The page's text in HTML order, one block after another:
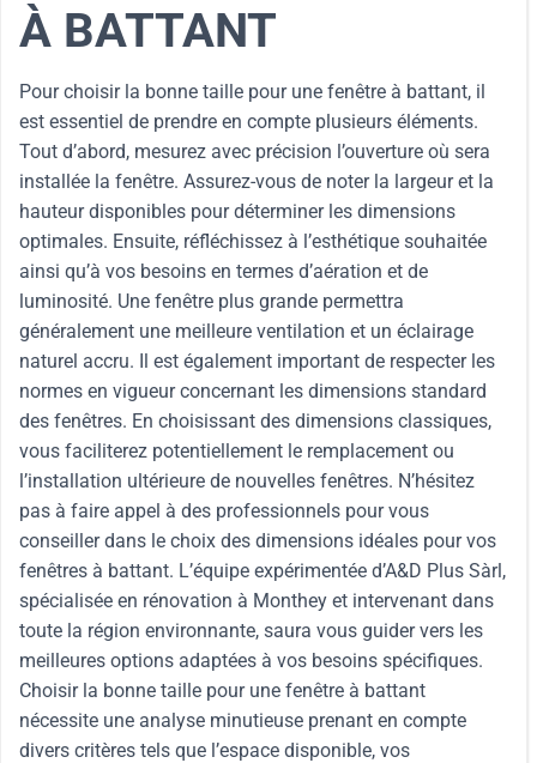
À BATTANT
Pour choisir la bonne taille pour une fenêtre à battant, il
est essentiel de prendre en compte plusieurs éléments.
Tout d’abord, mesurez avec précision l’ouverture où sera
installée la fenêtre. Assurez-vous de noter la largeur et la
hauteur disponibles pour déterminer les dimensions
optimales. Ensuite, réfléchissez à l’esthétique souhaitée
ainsi qu’à vos besoins en termes d’aération et de
luminosité. Une fenêtre plus grande permettra
généralement une meilleure ventilation et un éclairage
naturel accru. Il est également important de respecter les
normes en vigueur concernant les dimensions standard
des fenêtres. En choisissant des dimensions classiques,
vous faciliterez potentiellement le remplacement ou
l’installation ultérieure de nouvelles fenêtres. N’hésitez
pas à faire appel à des professionnels pour vous
conseiller dans le choix des dimensions idéales pour vos
fenêtres à battant. L’équipe expérimentée d’A&D Plus Sàrl,
spécialisée en rénovation à Monthey et intervenant dans
toute la région environnante, saura vous guider vers les
meilleures options adaptées à vos besoins spécifiques.
Choisir la bonne taille pour une fenêtre à battant
nécessite une analyse minutieuse prenant en compte
divers critères tels que l’espace disponible, vos